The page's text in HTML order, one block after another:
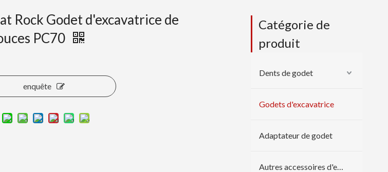
Rock Godet d'excavatrice de
PC70
enquête
Catégorie de
produit
Dents de godet
Godets d'excavatrice
Adaptateur de godet
Autres accessoires d'excavatrice